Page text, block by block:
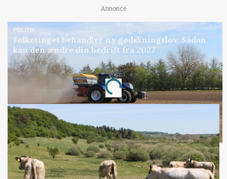
Annonce
POLITIK
Folketinget behandler ny gødskningslov: Sådan
kan den ændre din bedrift fra 2027
Annonce
Loading...